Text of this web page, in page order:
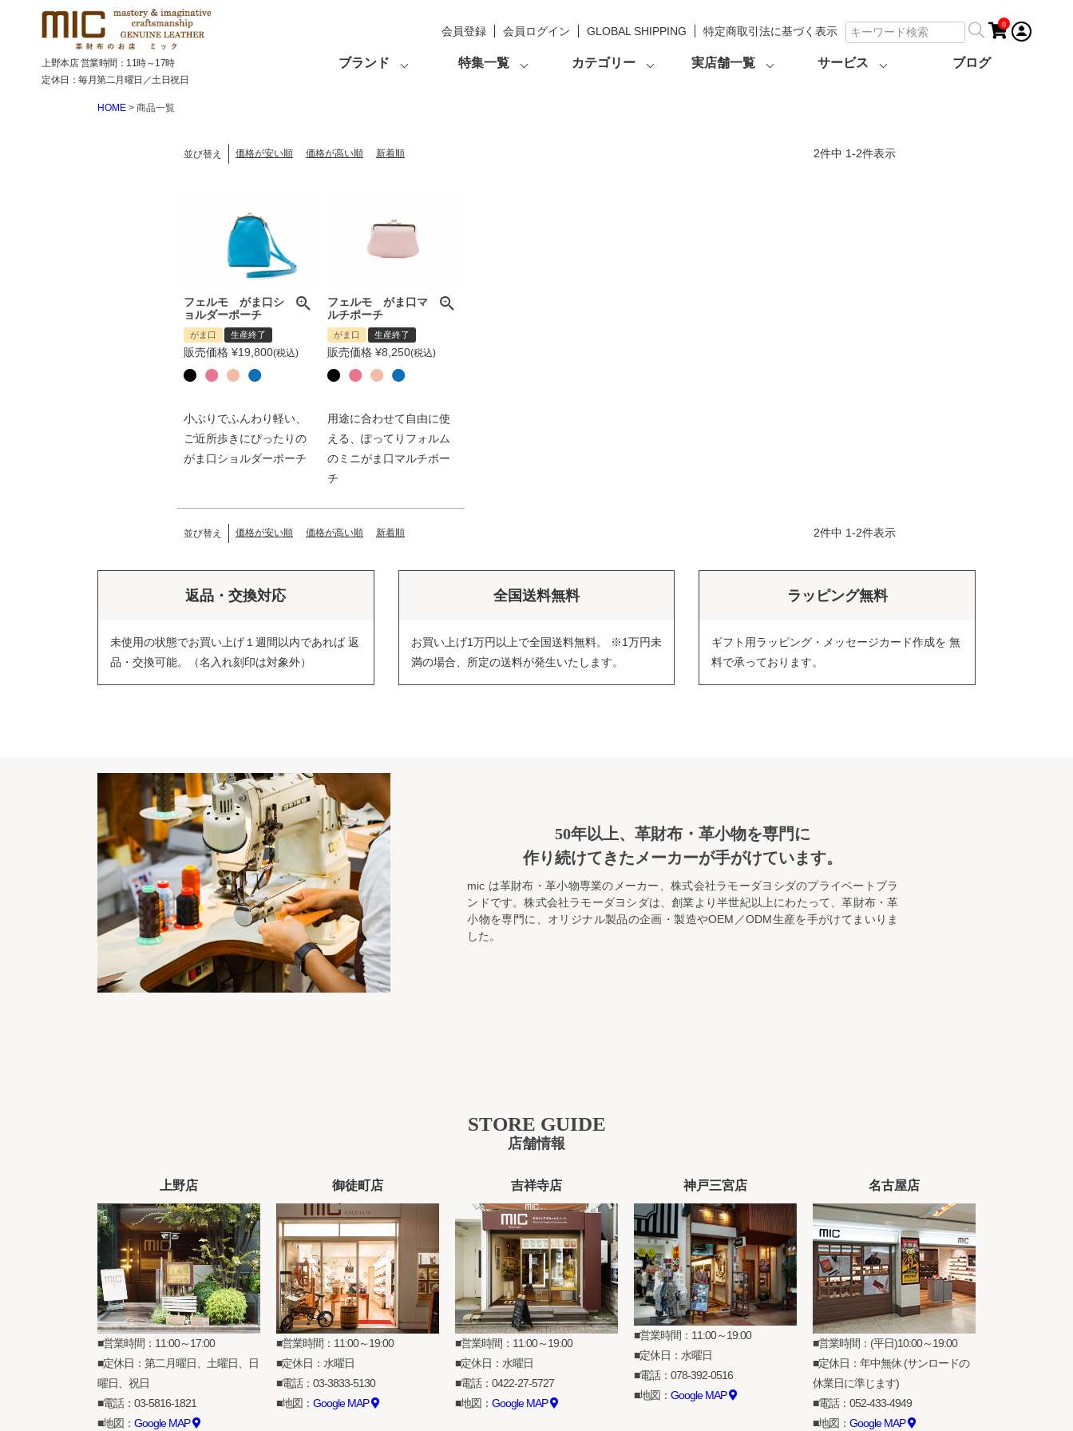
上野本店 営業時間：11時～17時
定休日：毎月第二月曜日／土日祝日
会員登録 会員ログイン GLOBAL SHIPPING 特定商取引法に基づく表示
0
ブランド 特集一覧 カテゴリー 実店舗一覧 サービス ブログ
HOME 商品一覧
並び替え 価格が安い順 価格が高い順 新着順 2件中 1-2件表示
フェルモ がま口シ
ョルダーポーチ
がま口 生産終了
販売価格 ¥19,800 税込
小ぶりでふんわり軽い、
ご近所歩きにぴったりの
がま口ショルダーポーチ
フェルモ がま口マ
ルチポーチ
がま口 生産終了
販売価格 ¥8,250 税込
用途に合わせて自由に使
える、ぽってりフォルム
のミニがま口マルチポー
チ
並び替え 価格が安い順 価格が高い順 新着順 2件中 1-2件表示
返品・交換対応
未使用の状態でお買い上げ１週間以内であれば 返
品・交換可能。（名入れ刻印は対象外）
全国送料無料
お買い上げ1万円以上で全国送料無料。 ※1万円未
満の場合、所定の送料が発生いたします。
ラッピング無料
ギフト用ラッピング・メッセージカード作成を 無
料で承っております。
50年以上、革財布・革小物を専門に
作り続けてきたメーカーが手がけています。
mic は革財布・革小物専業のメーカー、株式会社ラモーダヨシダのプライベートブラ
ンドです。株式会社ラモーダヨシダは、創業より半世紀以上にわたって、革財布・革
小物を専門に、オリジナル製品の企画・製造やOEM／ODM生産を手がけてまいりま
した。
STORE GUIDE
店舗情報
上野店
営業時間：11:00～17:00
定休日：第二月曜日、土曜日、日
曜日、祝日
電話： 03-5816-1821
地図： Google MAP
御徒町店
営業時間：11:00～19:00
定休日：水曜日
電話： 03-3833-5130
地図： Google MAP
吉祥寺店
営業時間：11:00～19:00
定休日：水曜日
電話： 0422-27-5727
地図： Google MAP
神戸三宮店
営業時間：11:00～19:00
定休日：水曜日
電話： 078-392-0516
地図： Google MAP
名古屋店
営業時間：(平日)10:00～19:00
定休日：年中無休 (サンロードの
休業日に準じます)
電話： 052-433-4949
地図： Google MAP